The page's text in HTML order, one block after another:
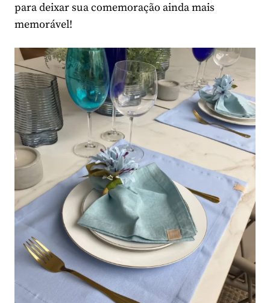
para deixar sua comemoração ainda mais
memorável!